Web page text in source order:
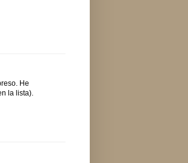
He
la lista).